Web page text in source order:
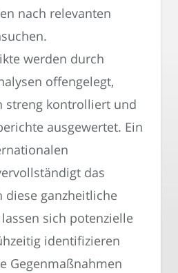
nach relevanten
werden durch
offengelegt,
streng kontrolliert und
ausgewertet. Ein
das
diese ganzheitliche
sich potenzielle
identifizieren
Gegenmaßnahmen